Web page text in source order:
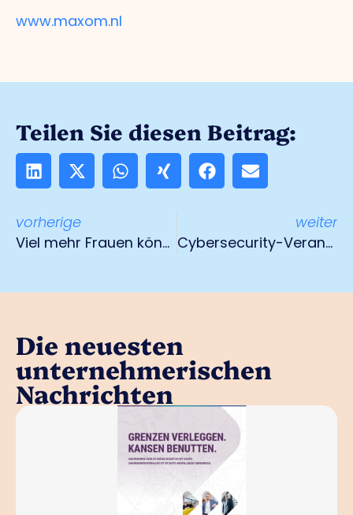
www.maxom.nl
Teilen Sie diesen Beitrag:
vorherige
Viel mehr Frauen könnten Spitzenpositionen besetzen".
weiter
Cybersecurity-Veranstaltung Dienstag, 11. Oktober 2022
Die neuesten
unternehmerischen
Nachrichten